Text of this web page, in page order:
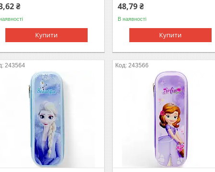
₴
Купити
48,79 ₴
В наявності
Купити
243564 243566